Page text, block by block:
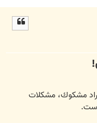
مشكوك، مشكلات